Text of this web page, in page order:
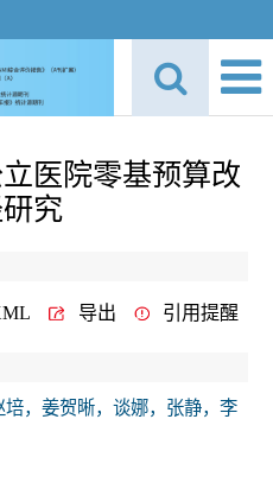
医院零基预算改
究
导出 引用提醒
，姜贺晰，谈娜，张静，李